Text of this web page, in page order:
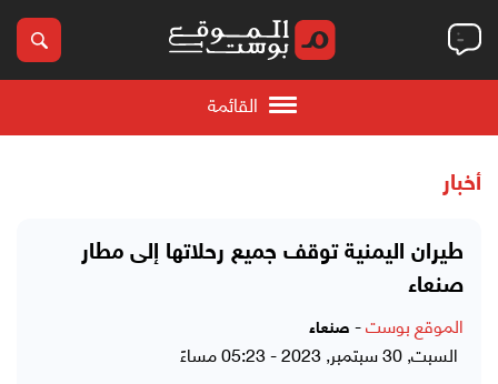
القائمة
أخبار
طيران اليمنية توقف جميع رحلاتها إلى مطار
صنعاء
الموقع بوست- صنعاء
السبت, 30 سبتمبر, 2023 - 05:23 مساءً